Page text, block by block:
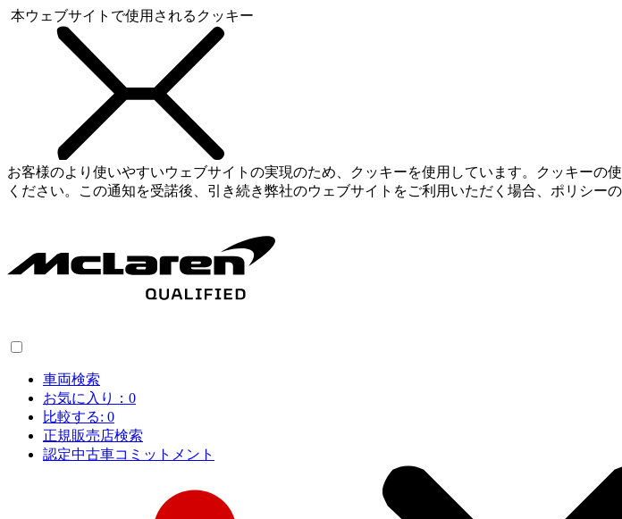
本ウェブサイトで使用されるクッキー
お客様のより使いやすいウェブサイトの実現のため、クッキーを使用しています。クッキーの
ください。この通知を受諾後、引き続き弊社のウェブサイトをご利用いただく場合、ポリシー
車両検索
お気に入り： 0
比較する: 0
正規販売店検索
認定中古車コミットメント